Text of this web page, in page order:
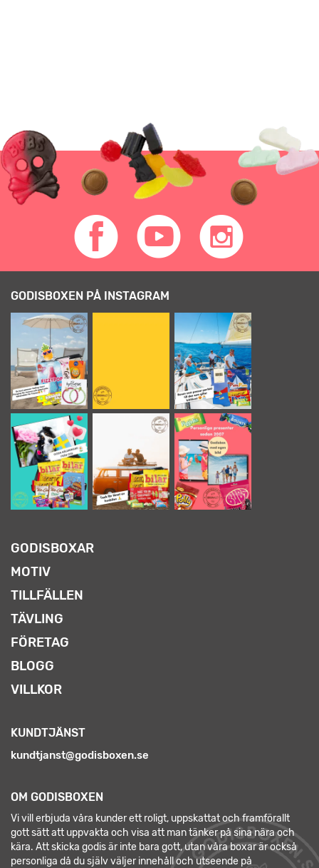
GODISBOXEN PÅ INSTAGRAM
GODISBOXAR
MOTIV
TILLFÄLLEN
TÄVLING
FÖRETAG
BLOGG
VILLKOR
KUNDTJÄNST
kundtjanst@godisboxen.se
OM GODISBOXEN
Vi vill erbjuda våra kunder ett roligt, uppskattat och framförallt
gott sätt att uppvakta och visa att man tänker på sina nära och
kära. Att skicka godis är inte bara gott, utan våra boxar är också
personliga då du själv väljer innehåll och utseende på